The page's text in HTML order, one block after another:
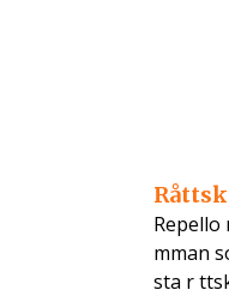
mman
sta r